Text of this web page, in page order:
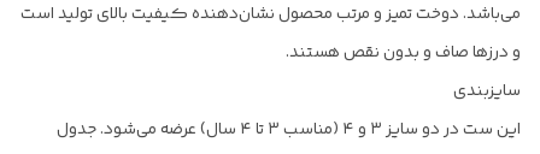
می‌باشد. دوخت تمیز و مرتب محصول نشان‌دهنده کیفیت بالای تولید است
و درزها صاف و بدون نقص هستند.
سایزبندی
این ست در دو سایز ۳ و ۴ (مناسب ۳ تا ۴ سال) عرضه می‌شود. جدول